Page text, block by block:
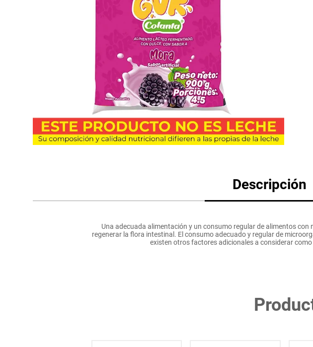
cuidado del bebé
limpieza
otros
Descripción
Una adecuada alimentación y un consumo regular de alimentos
regenerar la flora intestinal. El consumo adecuado y regular de
existen otros factores adicionales a considerar como
Mantequilla